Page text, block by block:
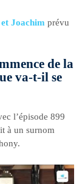
Joachim prévu
de la
va-t-il se
l’épisode 899
à un surnom